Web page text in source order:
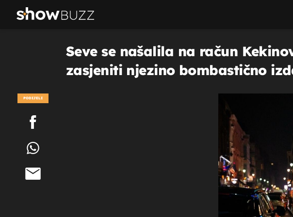
Seve se našalila na račun
zasjeniti njezino bombastično
PODIJELI